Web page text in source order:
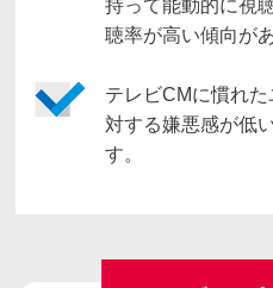
持って能動的に視
聴率が高い傾向が
テレビCMに慣れ
対する嫌悪感が低
す。